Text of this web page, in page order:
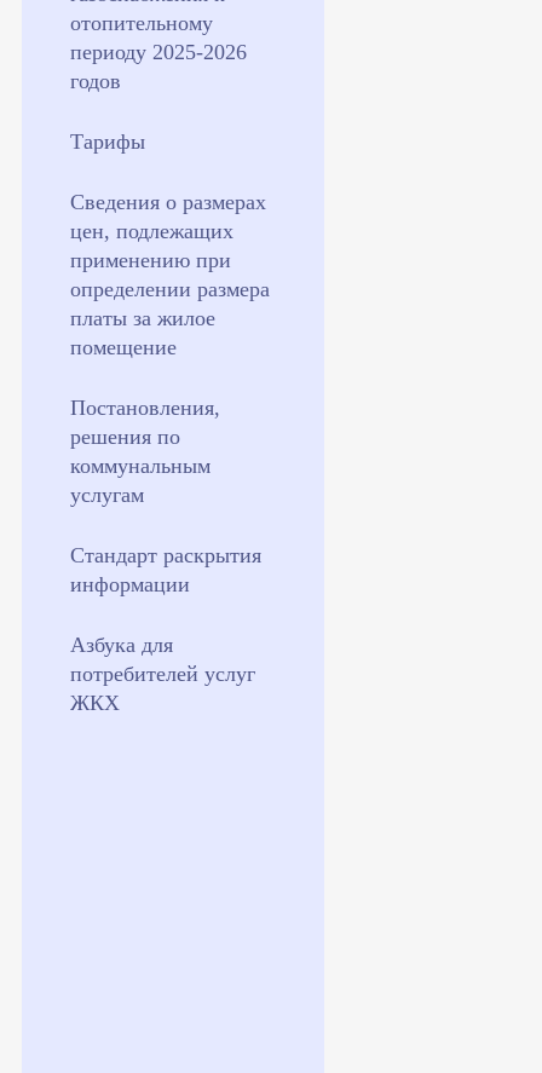
отопительному
периоду 2025-2026
годов
Тарифы
Сведения о размерах
цен, подлежащих
применению при
определении размера
платы за жилое
помещение
Постановления,
решения по
коммунальным
услугам
Стандарт раскрытия
информации
Азбука для
потребителей услуг
ЖКХ